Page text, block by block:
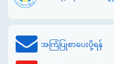
အကြံပြုစာပေးပို့ရန်